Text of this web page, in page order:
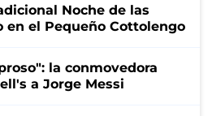
Noche de las
en el Pequeño Cottolengo
la conmovedora
a Jorge Messi